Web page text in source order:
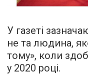
У газеті
не та людина,
тому», коли
у 2020 році.